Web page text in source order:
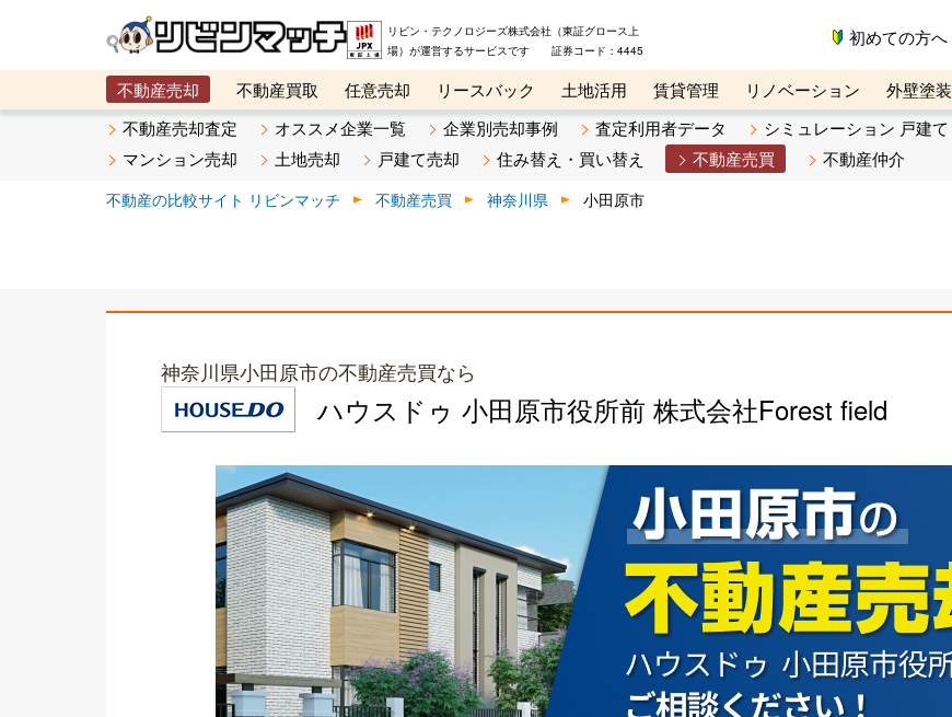
リビン・テクノロジーズ株式会社（東証グロース上
場）が運営するサービスです 証券コード：4445
初めての方へ
不動産売却 不動産買取 任意売却 リースバック 土地活用 賃貸管理 リノベーション 外壁塗装
メタ住宅展示場
ベスト不動産カンパニー オンライン講座 リビンマガジンBiz 不動産売却ご相談デスク
不動産売却査定 オススメ企業一覧 企業別売却事例 査定利用者データ
シミュレーション 戸建て
マンション売却
土地売却 戸建て売却 住み替え・買い替え 不動産売買 不動産仲介
不動産の比較サイト リビンマッチ 不動産売買 神奈川県 小田原市
神奈川県小田原市の不動産売買なら
ハウスドゥ 小田原市役所前 株式会社Forest field